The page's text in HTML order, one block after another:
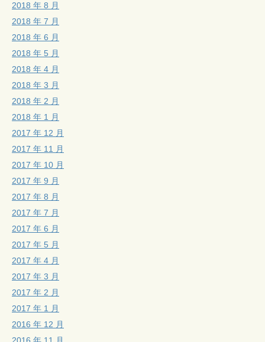
2018 年 8 月
2018 年 7 月
2018 年 6 月
2018 年 5 月
2018 年 4 月
2018 年 3 月
2018 年 2 月
2018 年 1 月
2017 年 12 月
2017 年 11 月
2017 年 10 月
2017 年 9 月
2017 年 8 月
2017 年 7 月
2017 年 6 月
2017 年 5 月
2017 年 4 月
2017 年 3 月
2017 年 2 月
2017 年 1 月
2016 年 12 月